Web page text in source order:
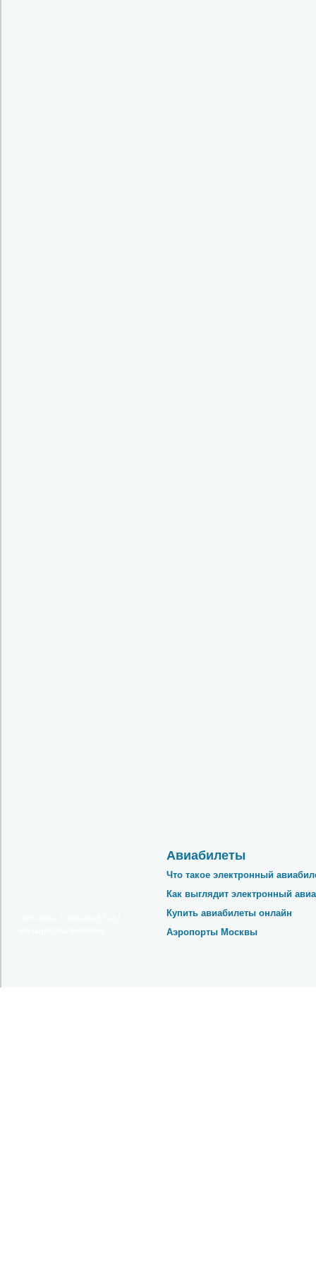
Авиабилеты
Что такое электронный
Как выглядит электронный
Купить авиабилеты онлайн
Аэропорты Москвы